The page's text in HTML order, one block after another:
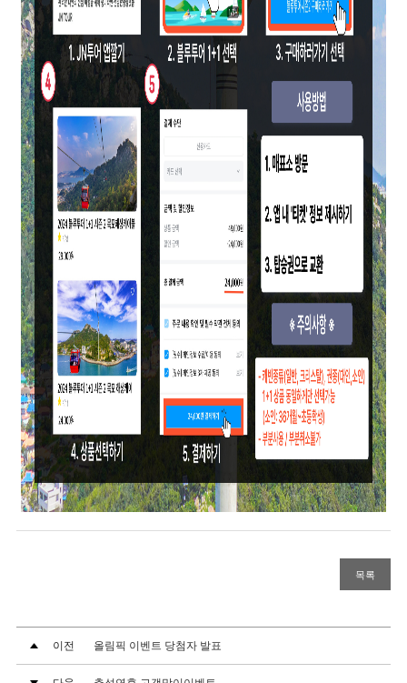
목록
이전 올림픽 이벤트 당첨자 발표